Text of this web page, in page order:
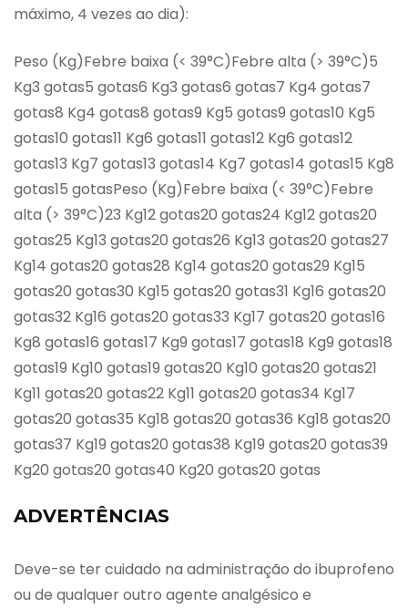
máximo, 4 vezes ao dia):
Peso (Kg)Febre baixa (< 39°C)Febre alta (> 39°C)5
Kg3 gotas5 gotas6 Kg3 gotas6 gotas7 Kg4 gotas7
gotas8 Kg4 gotas8 gotas9 Kg5 gotas9 gotas10 Kg5
gotas10 gotas11 Kg6 gotas11 gotas12 Kg6 gotas12
gotas13 Kg7 gotas13 gotas14 Kg7 gotas14 gotas15 Kg8
gotas15 gotasPeso (Kg)Febre baixa (< 39°C)Febre
alta (> 39°C)23 Kg12 gotas20 gotas24 Kg12 gotas20
gotas25 Kg13 gotas20 gotas26 Kg13 gotas20 gotas27
Kg14 gotas20 gotas28 Kg14 gotas20 gotas29 Kg15
gotas20 gotas30 Kg15 gotas20 gotas31 Kg16 gotas20
gotas32 Kg16 gotas20 gotas33 Kg17 gotas20 gotas16
Kg8 gotas16 gotas17 Kg9 gotas17 gotas18 Kg9 gotas18
gotas19 Kg10 gotas19 gotas20 Kg10 gotas20 gotas21
Kg11 gotas20 gotas22 Kg11 gotas20 gotas34 Kg17
gotas20 gotas35 Kg18 gotas20 gotas36 Kg18 gotas20
gotas37 Kg19 gotas20 gotas38 Kg19 gotas20 gotas39
Kg20 gotas20 gotas40 Kg20 gotas20 gotas
ADVERTÊNCIAS
Deve-se ter cuidado na administração do ibuprofeno
ou de qualquer outro agente analgésico e